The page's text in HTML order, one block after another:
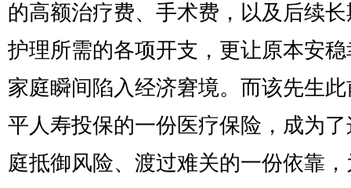
的高额治疗费、手术费，以及后续
护理所需的各项开支，更让原本安
家庭瞬间陷入经济窘境。而该先生
平人寿投保的一份医疗保险，成为
庭抵御风险、渡过难关的一份依靠